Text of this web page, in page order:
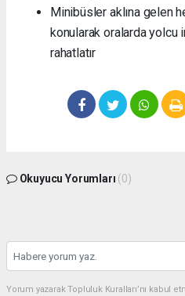
Minibüsler aklına gelen
konularak oralarda
rahatlatır
Okuyucu Yorumları (0)
Yorum yazarak Topluluk Kuralları’nı kabul